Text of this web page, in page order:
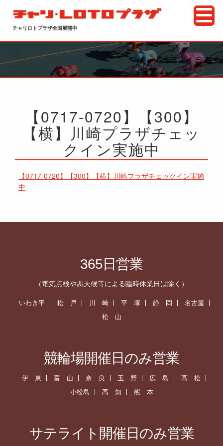
チャリロトプラザ全国展開中
【0717-0720】【300】
【横】川崎プラザチェッ
クイン実施中
【0717-0720】【300】【横】川崎プラザチェックイン実施
中
365日営業
（電気点検や悪天候等による臨時休業日は除く）
いわき平 松 戸 川 崎 平 塚 静 岡
名古屋
松 山
競輪場開催日のみ営業
伊 東 富 山 奈 良 玉 野 広 島
高 松
小松島
高 知 熊 本
サテライト開催日のみ営業